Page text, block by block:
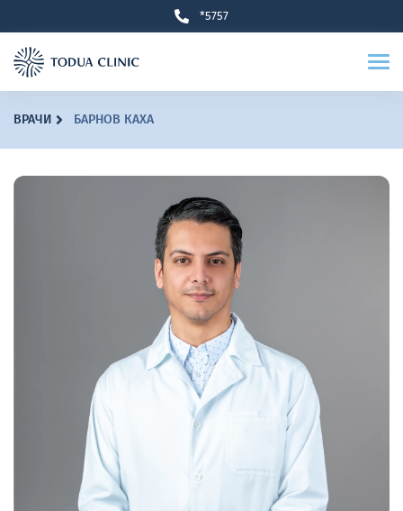
*5757
ВРАЧИ БАРНОВ КАХА